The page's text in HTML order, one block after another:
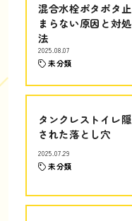
混合水栓ポタポタ止
まらない原因と対処
法
2025.08.07
未分類
タンクレストイレ隠
された落とし穴
2025.07.29
未分類